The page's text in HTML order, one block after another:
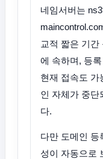
네임서버는
교적 짧은 기간
에 속하며, 등
현재 접속도 가
인 자체가 중단
다.
다만 도메인 등
성이 자동으로